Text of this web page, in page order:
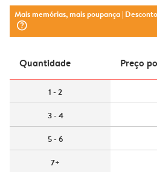
Mais memórias, mais poupança|
question_mark_circle
Quantidade Preço
1 - 2
3 - 4
5 - 6
7+